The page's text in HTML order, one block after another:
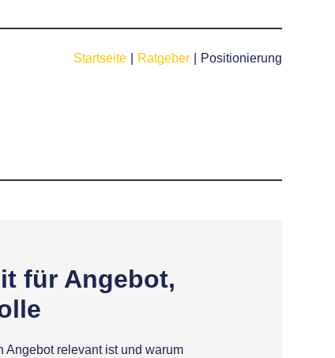
Startseite Ratgeber Positionierung
für Angebot,
Angebot relevant ist und warum